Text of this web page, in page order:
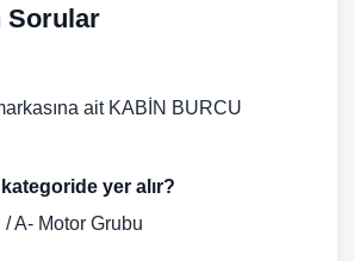
Sorular
ait KABİN BURCU
yer alır?
A- Motor Grubu